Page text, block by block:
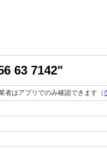
63 7142"
者はアプリでのみ確認できます（